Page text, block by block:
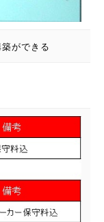
ができる